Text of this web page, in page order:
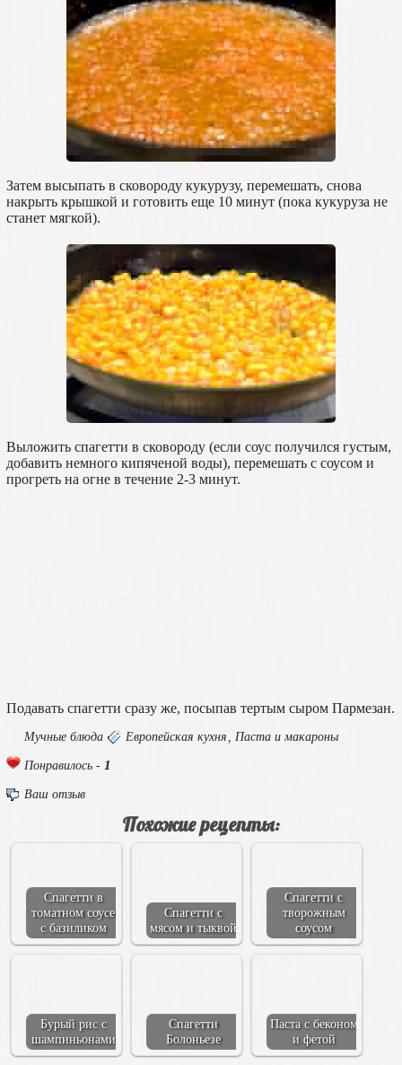
Затем высыпать в сковороду кукурузу, перемешать, снова
накрыть крышкой и готовить еще 10 минут (пока кукуруза не
станет мягкой).
Выложить спагетти в сковороду (если соус получился густым,
добавить немного кипяченой воды), перемешать с соусом и
прогреть на огне в течение 2-3 минут.
Подавать спагетти сразу же, посыпав тертым сыром Пармезан.
Мучные блюда Европейская кухня Паста и макароны
Понравилось -1
Ваш отзыв
Похожие рецепты:
Спагетти в
томатном соусе
с базиликом
Спагетти с
мясом и тыквой
Спагетти с
творожным
соусом
Бурый рис с
шампиньонами
Спагетти
Болоньезе
Паста с беконом
и фетой